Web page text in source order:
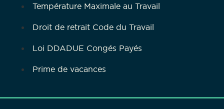
Température Maximale au Travail
Droit de retrait Code du Travail
Loi DDADUE Congés Payés
Prime de vacances